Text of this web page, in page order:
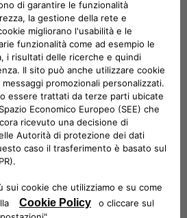
svolto nella periferia di Lisbona,
Goalball Grand Prix Odivelas
di Responsabilità Sociale
del marchioDrivalia,
l’evento che ha visto la
provenienti da vari Paesi europei,
dall’EGCA – European
.
il titolo è andato alla
Power(6-5 sulla squadra